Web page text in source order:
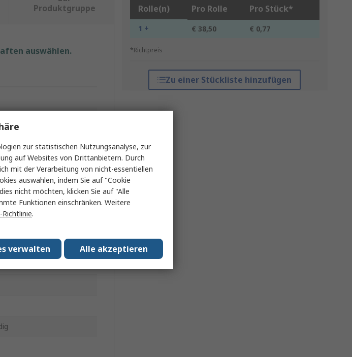
Rolle(n) Pro Rolle Pro Stück*
1 + € 38,50 € 0,77
*Richtpreis
Zu einer Stückliste hinzufügen
Produktgruppe
auswählen.
zur statistischen Nutzungsanalyse, zur
auf Websites von Drittanbietern. Durch
mit der Verarbeitung von nicht-essentiellen
auswählen, indem Sie auf "Cookie
nicht möchten, klicken Sie auf "Alle
Funktionen einschränken. Weitere
Richtlinie.
Alle akzeptieren
verwalten